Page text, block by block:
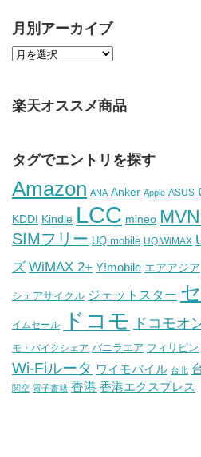
月別アーカイブ
楽天オススメ商品
タグでエントリを探す
Amazon ANA Anker Apple ASUS
KDDI Kindle LCC mineo
SIMフリー UQ mobile UQ WiMAX
ズ WiMAX 2+ Y!mobile エアアジア
シェアサイクル ジェットスター
イムセール ドコモ ドコモオ
モ・バイクシェア バニラエア フィリピン
Wi-Fiルータ ワイモバイル 台北
関空 電子書籍 香港 香港エクスプレス